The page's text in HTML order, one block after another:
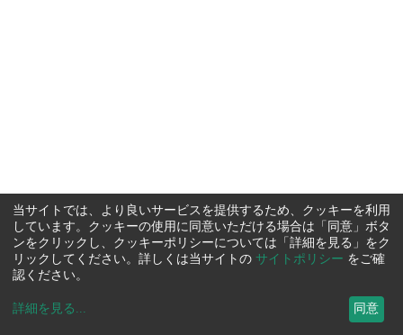
当サイトでは、より良いサービスを提供するため、クッキーを利用
しています。クッキーの使用に同意いただける場合は「同意」ボタ
ンをクリックし、クッキーポリシーについては「詳細を見る」をク
リックしてください。詳しくは当サイトの サイトポリシー をご確
認ください。
詳細を見る ... 同意